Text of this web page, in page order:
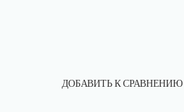
ДОБАВИТЬ К СРАВНЕНИЮ